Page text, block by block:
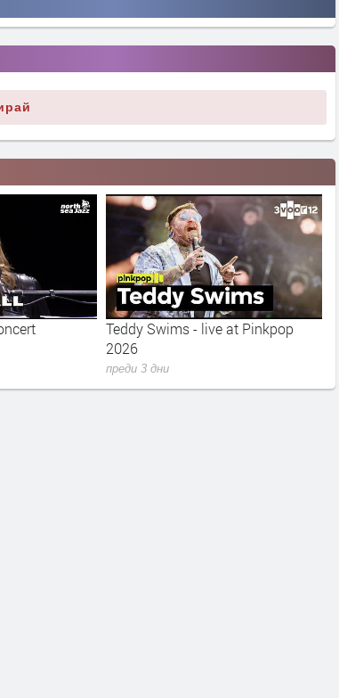
Teddy Swims - live at Pinkpop
2026
преди 3 дни